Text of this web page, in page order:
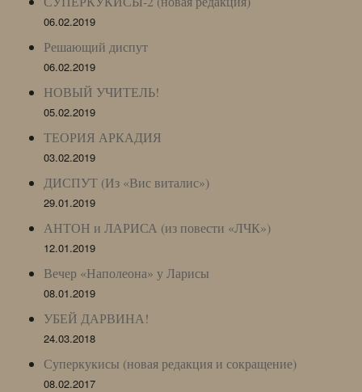
06.02.2019
Решающий диспут
06.02.2019
НОВЫЙ УЧИТЕЛЬ!
05.02.2019
ТЕОРИЯ АРКАДИЯ
03.02.2019
ДИСПУТ (Из «Вис виталис»)
29.01.2019
АНТОН и ЛАРИСА (из повести «ЛЧК»)
12.01.2019
Вечер «Наполеона» у Ларисы
08.01.2019
УБЕЙ ДАРВИНА!
24.03.2018
Суперкукисы (новая редакция и сокращение)
08.02.2017